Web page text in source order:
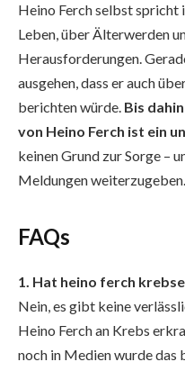
Heino Ferch selbst spricht
Leben, über Älterwerden
Herausforderungen.
ausgehen, dass er auch
berichten würde. Bis
von Heino Ferch ist ein
keinen Grund zur Sorge –
Meldungen weiterzugeben.
FAQs
1. Hat heino ferch
Nein, es gibt keine
Heino Ferch an Krebs
noch in Medien wurde das